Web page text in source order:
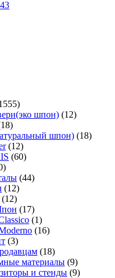
шпон) (12)
шпон) (18)
(12)
(60)
(44)
(12)
(12)
(17)
(1)
(16)
(3)
(18)
материалы (9)
и стенды (9)